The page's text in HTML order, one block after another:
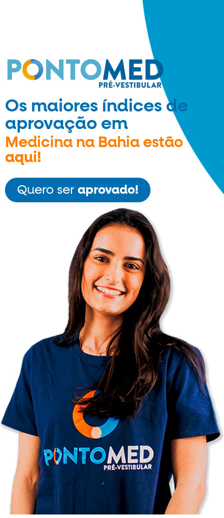
Os maiores índices de
aprovação em
Medicina na Bahia estão
aqui!
Quero ser aprovado!